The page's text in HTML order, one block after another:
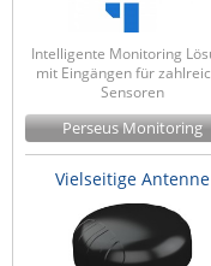
Intelligente Monitoring
mit Eingängen für
Sensoren
Perseus Monitoring
Vielseitige Antenne